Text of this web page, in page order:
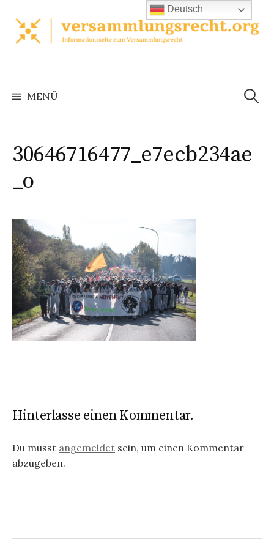
Inhalt
überspringen
MENÜ
Suchen
nach:
30646716477_e7ecb234ae
_o
Hinterlasse einen Kommentar.
Du musst angemeldet sein, um einen Kommentar
abzugeben.
Deutsch